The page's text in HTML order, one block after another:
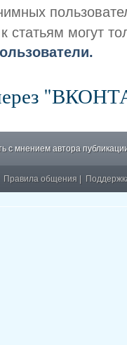
статьям могут
с мнением автора
Правила общения |